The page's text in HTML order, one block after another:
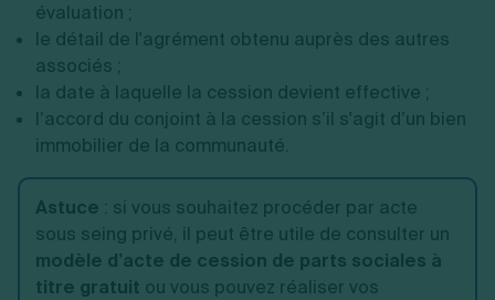
évaluation ;
le détail de l'agrément obtenu auprès des autres
associés ;
la date à laquelle la cession devient effective ;
l’accord du conjoint à la cession s’il s'agit d’un bien
immobilier de la communauté.
Astuce : si vous souhaitez procéder par acte
sous seing privé, il peut être utile de consulter un
modèle d’acte de cession de parts sociales à
titre gratuit ou vous pouvez réaliser vos